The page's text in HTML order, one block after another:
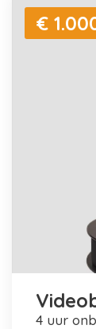
€
4 uur onbeperkt video's maken + personele